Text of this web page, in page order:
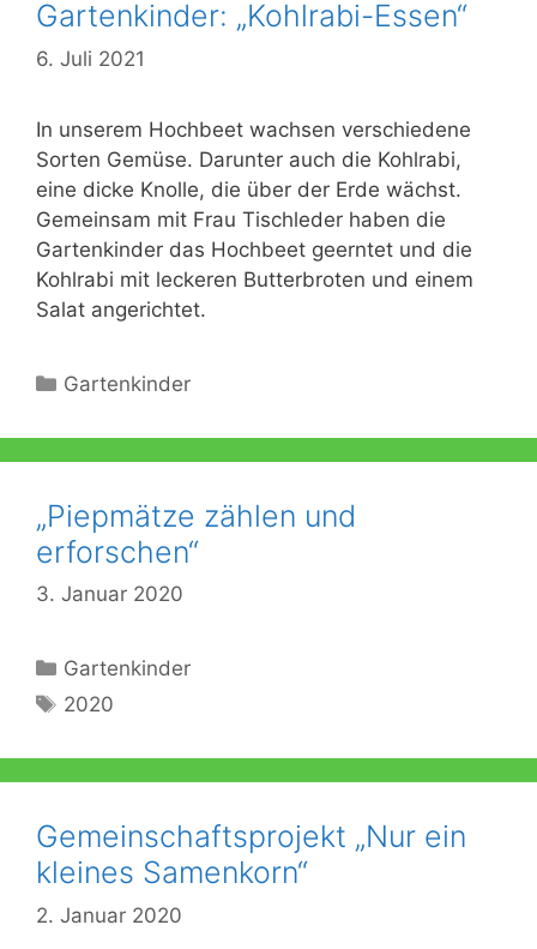
Gartenkinder: „Kohlrabi-Essen“
6. Juli 2021
In unserem Hochbeet wachsen verschiedene
Sorten Gemüse. Darunter auch die Kohlrabi,
eine dicke Knolle, die über der Erde wächst.
Gemeinsam mit Frau Tischleder haben die
Gartenkinder das Hochbeet geerntet und die
Kohlrabi mit leckeren Butterbroten und einem
Salat angerichtet.
Kategorien
Gartenkinder
„Piepmätze zählen und
erforschen“
3. Januar 2020
Kategorien
Gartenkinder
Schlagwörter
2020
Gemeinschaftsprojekt „Nur ein
kleines Samenkorn“
2. Januar 2020